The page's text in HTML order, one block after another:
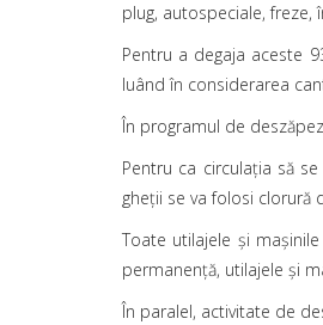
plug, autospeciale,
Pentru a degaja aceste
luând în considerarea
În programul de
Pentru ca circulația să
gheţii se va folosi clorură
Toate utilajele şi
permanenţă, utilajele şi
În paralel, activitate de